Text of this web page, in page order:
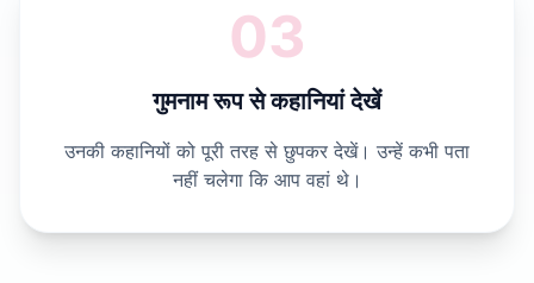
03
गुमनाम रूप से कहानियां देखें
उनकी कहानियों को पूरी तरह से छुपकर देखें। उन्हें कभी पता
नहीं चलेगा कि आप वहां थे।